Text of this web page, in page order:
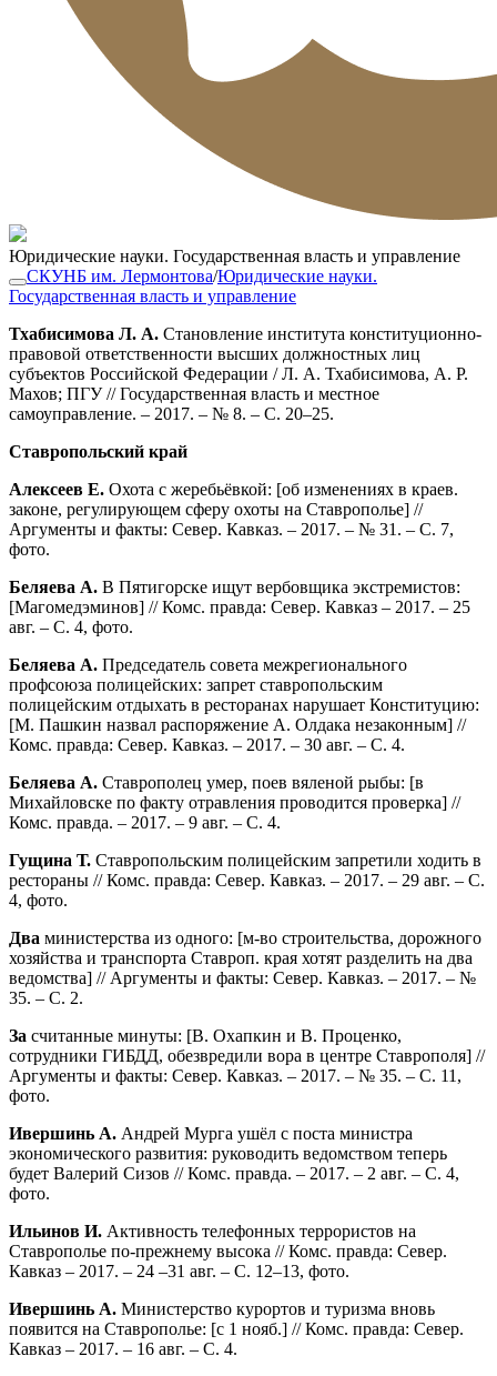
Юридические науки. Государственная власть и управление
СКУНБ им. Лермонтова/Юридические науки.
Государственная власть и управление
Тхабисимова Л. А. Становление института конституционно-
правовой ответственности высших должностных лиц
субъектов Российской Федерации / Л. А. Тхабисимова, А. Р.
Махов; ПГУ // Государственная власть и местное
самоуправление. – 2017. – № 8. – С. 20–25.
Ставропольский край
Алексеев Е. Охота с жеребьёвкой: [об изменениях в краев.
законе, регулирующем сферу охоты на Ставрополье] //
Аргументы и факты: Север. Кавказ. – 2017. – № 31. – С. 7,
фото.
Беляева А. В Пятигорске ищут вербовщика экстремистов:
[Магомедэминов] // Комс. правда: Север. Кавказ – 2017. – 25
авг. – С. 4, фото.
Беляева А. Председатель совета межрегионального
профсоюза полицейских: запрет ставропольским
полицейским отдыхать в ресторанах нарушает Конституцию:
[М. Пашкин назвал распоряжение А. Олдака незаконным] //
Комс. правда: Север. Кавказ. – 2017. – 30 авг. – С. 4.
Беляева А. Ставрополец умер, поев вяленой рыбы: [в
Михайловске по факту отравления проводится проверка] //
Комс. правда. – 2017. – 9 авг. – С. 4.
Гущина Т. Ставропольским полицейским запретили ходить в
рестораны // Комс. правда: Север. Кавказ. – 2017. – 29 авг. – С.
4, фото.
Два министерства из одного: [м-во строительства, дорожного
хозяйства и транспорта Ставроп. края хотят разделить на два
ведомства] // Аргументы и факты: Север. Кавказ. – 2017. – №
35. – С. 2.
За считанные минуты: [В. Охапкин и В. Проценко,
сотрудники ГИБДД, обезвредили вора в центре Ставрополя] //
Аргументы и факты: Север. Кавказ. – 2017. – № 35. – С. 11,
фото.
Ивершинь А. Андрей Мурга ушёл с поста министра
экономического развития: руководить ведомством теперь
будет Валерий Сизов // Комс. правда. – 2017. – 2 авг. – С. 4,
фото.
Ильинов И. Активность телефонных террористов на
Ставрополье по-прежнему высока // Комс. правда: Север.
Кавказ – 2017. – 24 –31 авг. – С. 12–13, фото.
Ивершинь А. Министерство курортов и туризма вновь
появится на Ставрополье: [с 1 нояб.] // Комс. правда: Север.
Кавказ – 2017. – 16 авг. – С. 4.